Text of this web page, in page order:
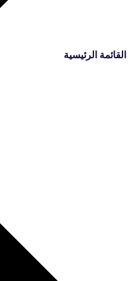
القائمة الرئيسية